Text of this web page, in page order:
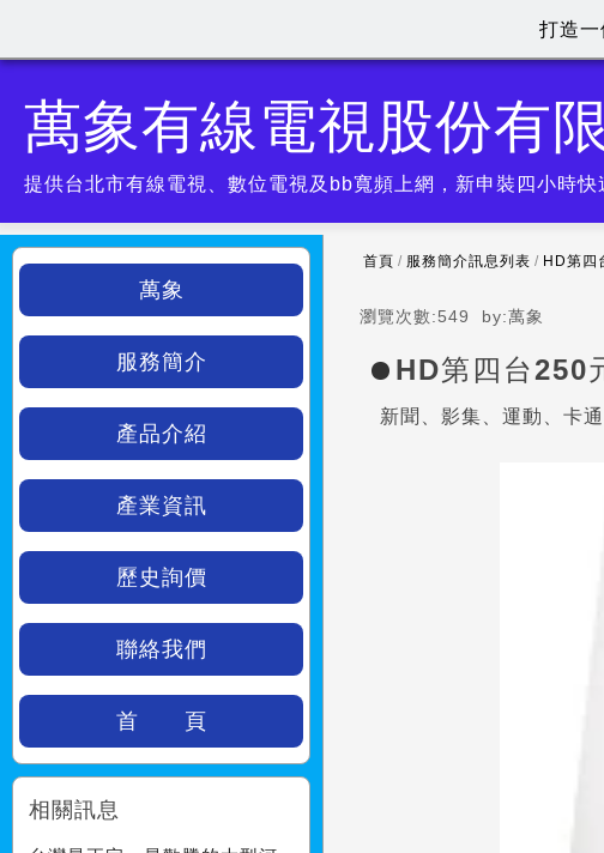
萬象有線電視股份有
提供台北市有線電視、數位電視及bb寬頻上網，新申裝四小時快
首頁 / 服務簡介訊息列表 / HD第四
瀏覽次數:549 by:萬象
HD第四台250
新聞、影集、運動、卡
萬象
服務簡介
產品介紹
產業資訊
歷史詢價
聯絡我們
首 頁
相關訊息
打造